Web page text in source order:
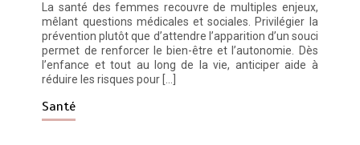
La santé des femmes recouvre de multiples enjeux,
mêlant questions médicales et sociales. Privilégier la
prévention plutôt que d’attendre l’apparition d’un souci
permet de renforcer le bien-être et l’autonomie. Dès
l’enfance et tout au long de la vie, anticiper aide à
réduire les risques pour […]
Santé